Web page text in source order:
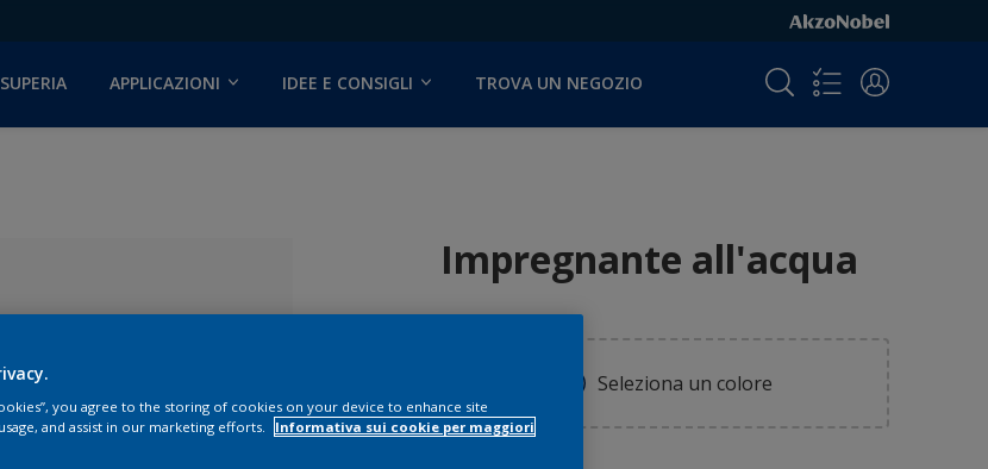
APPLICAZIONI IDEE E CONSIGLI TROVA UN NEGOZIO
Impregnante all'acqua
Seleziona un colore
you agree to the storing of cookies on your device to enhance site
and assist in our marketing efforts.
Informativa sui cookie per maggiori